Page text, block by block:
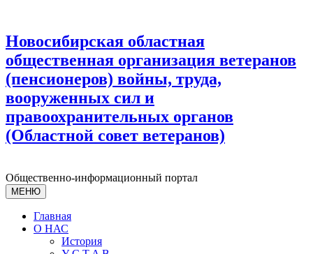
Новосибирская областная
общественная организация ветеранов
(пенсионеров) войны, труда,
вооруженных сил и
правоохранительных органов
(Областной совет ветеранов)
Общественно-информационный портал
МЕНЮ
Главная
О НАС
История